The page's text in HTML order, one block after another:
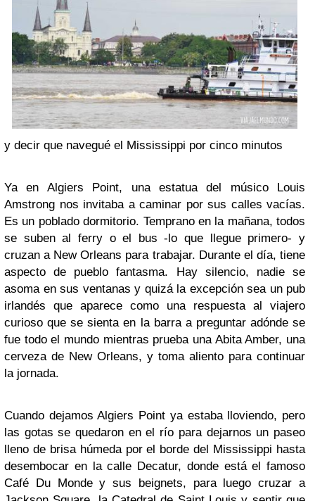
y decir que navegué el Mississippi por cinco minutos
Ya en Algiers Point, una estatua del músico Louis
Amstrong nos invitaba a caminar por sus calles vacías.
Es un poblado dormitorio. Temprano en la mañana, todos
se suben al ferry o el bus -lo que llegue primero- y
cruzan a New Orleans para trabajar. Durante el día, tiene
aspecto de pueblo fantasma. Hay silencio, nadie se
asoma en sus ventanas y quizá la excepción sea un pub
irlandés que aparece como una respuesta al viajero
curioso que se sienta en la barra a preguntar adónde se
fue todo el mundo mientras prueba una Abita Amber, una
cerveza de New Orleans, y toma aliento para continuar
la jornada.
Cuando dejamos Algiers Point ya estaba lloviendo, pero
las gotas se quedaron en el río para dejarnos un paseo
lleno de brisa húmeda por el borde del Mississippi hasta
desembocar en la calle Decatur, donde está el famoso
Café Du Monde y sus beignets, para luego cruzar a